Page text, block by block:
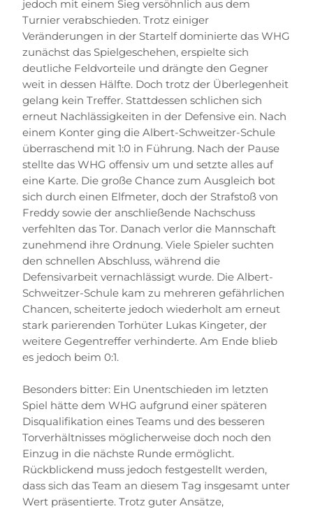
jedoch mit einem Sieg versöhnlich aus dem
Turnier verabschieden. Trotz einiger
Veränderungen in der Startelf dominierte das WHG
zunächst das Spielgeschehen, erspielte sich
deutliche Feldvorteile und drängte den Gegner
weit in dessen Hälfte. Doch trotz der Überlegenheit
gelang kein Treffer. Stattdessen schlichen sich
erneut Nachlässigkeiten in der Defensive ein. Nach
einem Konter ging die Albert-Schweitzer-Schule
überraschend mit 1:0 in Führung. Nach der Pause
stellte das WHG offensiv um und setzte alles auf
eine Karte. Die große Chance zum Ausgleich bot
sich durch einen Elfmeter, doch der Strafstoß von
Freddy sowie der anschließende Nachschuss
verfehlten das Tor. Danach verlor die Mannschaft
zunehmend ihre Ordnung. Viele Spieler suchten
den schnellen Abschluss, während die
Defensivarbeit vernachlässigt wurde. Die Albert-
Schweitzer-Schule kam zu mehreren gefährlichen
Chancen, scheiterte jedoch wiederholt am erneut
stark parierenden Torhüter Lukas Kingeter, der
weitere Gegentreffer verhinderte. Am Ende blieb
es jedoch beim 0:1.
Besonders bitter: Ein Unentschieden im letzten
Spiel hätte dem WHG aufgrund einer späteren
Disqualifikation eines Teams und des besseren
Torverhältnisses möglicherweise doch noch den
Einzug in die nächste Runde ermöglicht.
Rückblickend muss jedoch festgestellt werden,
dass sich das Team an diesem Tag insgesamt unter
Wert präsentierte. Trotz guter Ansätze,